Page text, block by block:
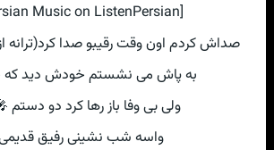
[Persian Music on ListenPersian]
صداش کردم اون وقت رقیبو صدا
به پاش می نشستم خودش دید
ولی بی وفا باز رها کرد دو
واسه شب نشینی رفیق